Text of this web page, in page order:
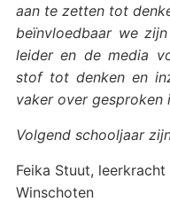
aan te zetten tot
beïnvloedbaar we
leider en de media
stof tot denken en
vaker over gesproken
Volgend schooljaar
Feika Stuut,
Winschoten